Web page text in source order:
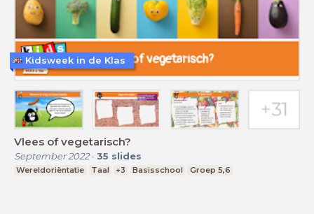
Vlees of vegetarisch?
September 2022- 35 slides
Wereldoriëntatie Taal +3 Basisschool Groep 5,6
Kidsweek in de Klas